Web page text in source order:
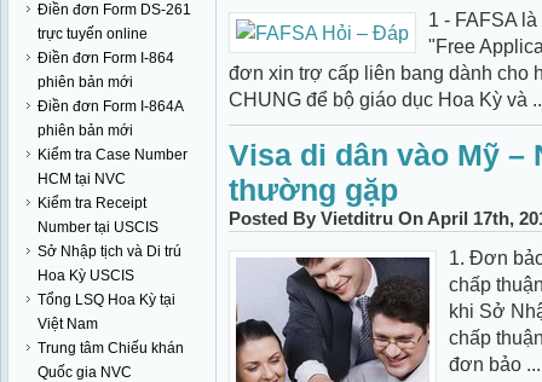
Điền đơn Form DS-261
trực tuyến online
Điền đơn Form I-864
phiên bản mới
Điền đơn Form I-864A
phiên bản mới
Kiểm tra Case Number
HCM tại NVC
Kiểm tra Receipt
Number tại USCIS
Sở Nhập tịch và Di trú
Hoa Kỳ USCIS
Tổng LSQ Hoa Kỳ tại
Việt Nam
Trung tâm Chiếu khán
Quốc gia NVC
1 - FAFSA
"Free
đơn xin trợ cấp liên bang dành cho
CHUNG để bộ giáo dục Hoa Kỳ và
Visa di dân vào Mỹ –
thường gặp
Posted By Vietditru On April 17th,
1. Đơn
chấp
khi Sở
chấp
đơn bảo ...